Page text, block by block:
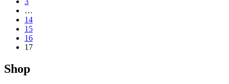
…
14
15
16
17
Shop